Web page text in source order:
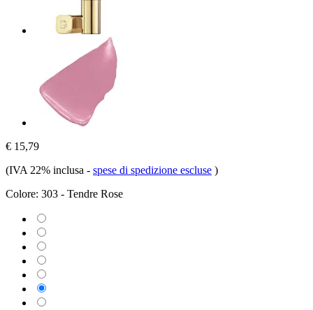
€ 15,79
(IVA 22% inclusa - spese di spedizione escluse )
Colore: 303 - Tendre Rose